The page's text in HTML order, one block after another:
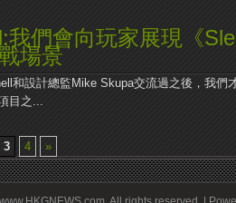
我們會向玩家展現《
場景
和設計總監Mike Skupa交流過之後，我們
目之...
3 4 »